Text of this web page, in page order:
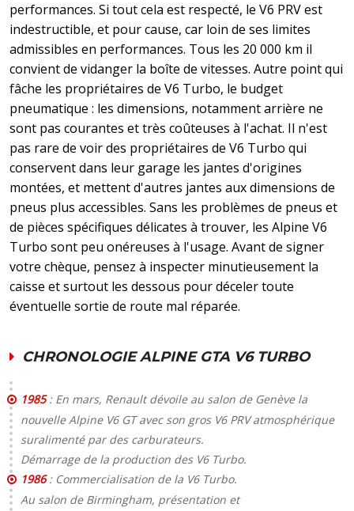
performances. Si tout cela est respecté, le V6 PRV est
indestructible, et pour cause, car loin de ses limites
admissibles en performances. Tous les 20 000 km il
convient de vidanger la boîte de vitesses. Autre point qui
fâche les propriétaires de V6 Turbo, le budget
pneumatique : les dimensions, notamment arrière ne
sont pas courantes et très coûteuses à l'achat. Il n'est
pas rare de voir des propriétaires de V6 Turbo qui
conservent dans leur garage les jantes d'origines
montées, et mettent d'autres jantes aux dimensions de
pneus plus accessibles. Sans les problèmes de pneus et
de pièces spécifiques délicates à trouver, les Alpine V6
Turbo sont peu onéreuses à l'usage. Avant de signer
votre chèque, pensez à inspecter minutieusement la
caisse et surtout les dessous pour déceler toute
éventuelle sortie de route mal réparée.
CHRONOLOGIE ALPINE GTA V6 TURBO
1985: En mars, Renault dévoile au salon de Genève la
nouvelle Alpine V6 GT avec son gros V6 PRV atmosphérique
suralimenté par des carburateurs.
Démarrage de la production des V6 Turbo.
1986: Commercialisation de la V6 Turbo.
Au salon de Birmingham, présentation et